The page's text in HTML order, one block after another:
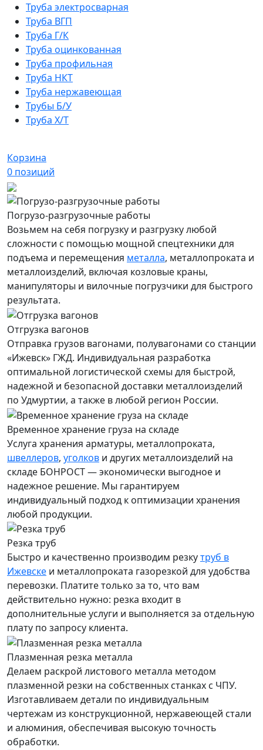
Труба электросварная
Труба ВГП
Труба Г/К
Труба оцинкованная
Труба профильная
Труба НКТ
Труба нержавеющая
Трубы Б/У
Труба Х/Т
Корзина
0 позиций
Погрузо-разгрузочные работы
Возьмем на себя погрузку и разгрузку любой
сложности с помощью мощной спецтехники для
подъема и перемещения металла, металлопроката и
металлоизделий, включая козловые краны,
манипуляторы и вилочные погрузчики для быстрого
результата.
Отгрузка вагонов
Отправка грузов вагонами, полувагонами со станции
«Ижевск» ГЖД. Индивидуальная разработка
оптимальной логистической схемы для быстрой,
надежной и безопасной доставки металлоизделий
по Удмуртии, а также в любой регион России.
Временное хранение груза на складе
Услуга хранения арматуры, металлопроката,
швеллеров, уголков и других металлоизделий на
складе БОНРОСТ — экономически выгодное и
надежное решение. Мы гарантируем
индивидуальный подход к оптимизации хранения
любой продукции.
Резка труб
Быстро и качественно производим резкутруб в
Ижевске и металлопроката газорезкой для удобства
перевозки. Платите только за то, что вам
действительно нужно: резка входит в
дополнительные услуги и выполняется за отдельную
плату по запросу клиента.
Плазменная резка металла
Делаем раскрой листового металла методом
плазменной резки на собственных станках с ЧПУ.
Изготавливаем детали по индивидуальным
чертежам из конструкционной, нержавеющей стали
и алюминия, обеспечивая высокую точность
обработки.